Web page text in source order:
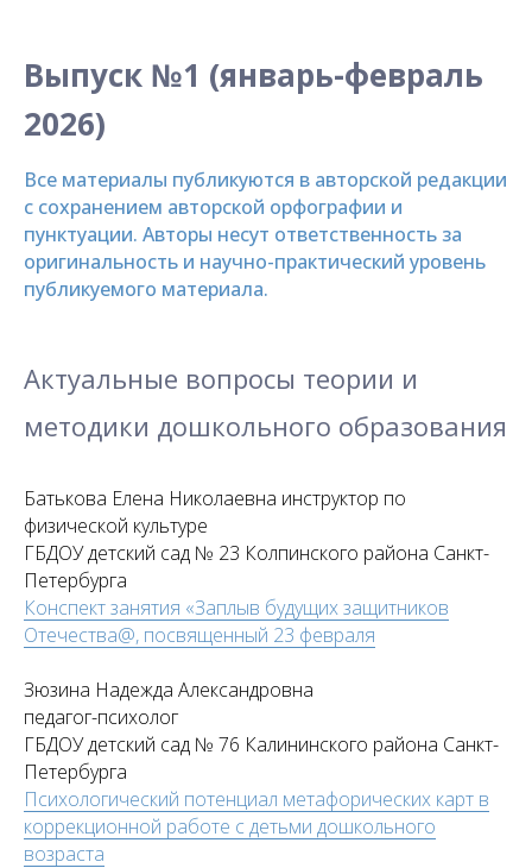
Выпуск №1 (январь-февраль
2026)
Все материалы публикуются в авторской редакции
с сохранением авторской орфографии и
пунктуации. Авторы несут ответственность за
оригинальность и научно-практический уровень
публикуемого материала.
Актуальные вопросы теории и
методики дошкольного образования
Батькова Елена Николаевна инструктор по
физической культуре
ГБДОУ детский сад № 23 Колпинского района Санкт-
Петербурга
Конспект занятия «Заплыв будущих защитников
Отечества@, посвященный 23 февраля
Зюзина Надежда Александровна
педагог-психолог
ГБДОУ детский сад № 76 Калининского района Санкт-
Петербурга
Психологический потенциал метафорических карт в
коррекционной работе с детьми дошкольного
возраста